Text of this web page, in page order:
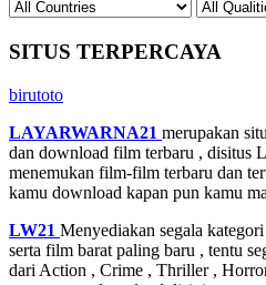
SITUS TERPERCAYA
birutoto
LAYARWARNA21 merupakan
dan download film terbaru , disitus
menemukan film-film terbaru dan
kamu download kapan pun kamu
LW21 Menyediakan segala
serta film barat paling baru , tentu
dari Action , Crime , Thriller ,